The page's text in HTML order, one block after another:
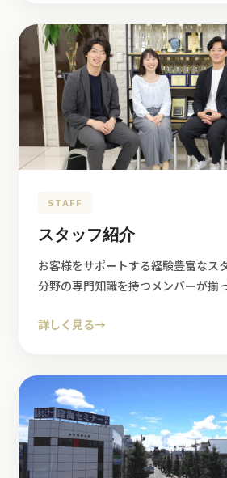
STAFF
スタッフ紹介
お客様をサポートする経験豊富なス
分野の専門知識を持つメンバーが揃
詳しく見る→